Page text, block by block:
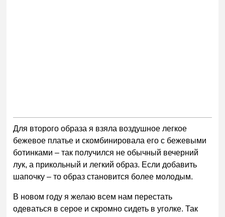
Для второго образа я взяла воздушное легкое
бежевое платье и скомбинировала его с бежевыми
ботинками – так получился не обычный вечерний
лук, а прикольный и легкий образ. Если добавить
шапочку – то образ становится более молодым.
В новом году я желаю всем нам перестать
одеваться в серое и скромно сидеть в уголке. Так